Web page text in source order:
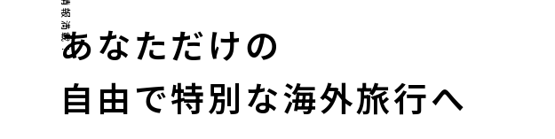
あなただけの
自由で特別な海外旅行へ